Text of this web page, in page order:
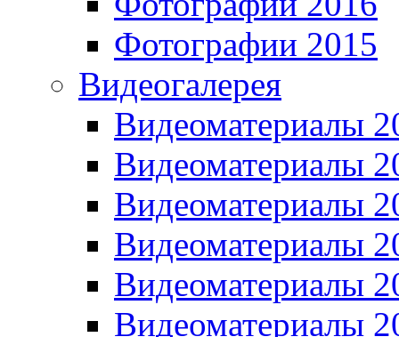
Фотографии 2015
Видеогалерея
Видеоматериалы
Видеоматериалы
Видеоматериалы
Видеоматериалы
Видеоматериалы
Видеоматериалы